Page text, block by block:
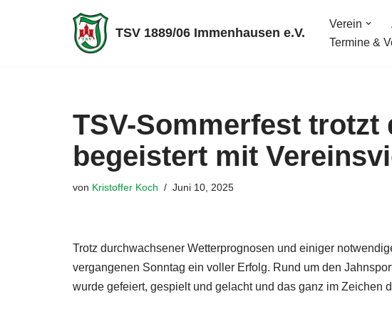
TSV 1889/06 Immenhausen e.V.
Verein
Termine &
TSV-Sommerfest trotzt
begeistert mit
von Kristoffer Koch Juni 10, 2025
Trotz durchwachsener Wetterprognosen und einiger
vergangenen Sonntag ein voller Erfolg. Rund um den
wurde gefeiert, gespielt und gelacht und das ganz im Zeichen